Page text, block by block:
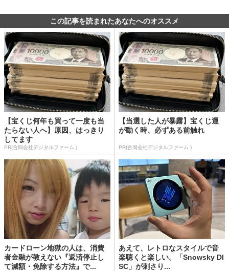
この記事を読まれたあなたへのオススメ
【宝くじ何年も買って一度も当
たらない人へ】原因、はっきり
してます
PR(合同会社デジタルファーム )
【当選した人が暴露】宝くじ運
が動く時、必ずある前触れ
PR(合同会社デジタルファーム )
カードローン地獄の人は、消費
者金融が教えない『返済停止し
て減額・免除する方法』で...
あえて、レトロなスタイルで音
楽聴くと楽しい。「Snowsky DI
SC」が刺さり...